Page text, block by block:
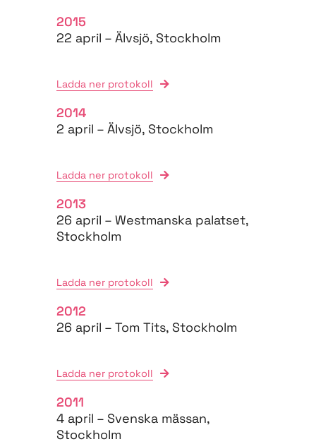
2015
22 april – Älvsjö, Stockholm
Ladda ner protokoll
2014
2 april – Älvsjö, Stockholm
Ladda ner protokoll
2013
26 april – Westmanska palatset,
Stockholm
Ladda ner protokoll
2012
26 april – Tom Tits, Stockholm
Ladda ner protokoll
2011
4 april – Svenska mässan,
Stockholm